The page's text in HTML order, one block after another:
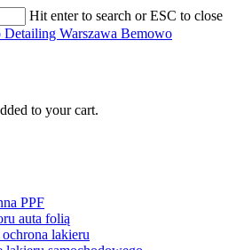
Hit enter to search or ESC to close
to your cart.
PPF
auta folią
lakieru